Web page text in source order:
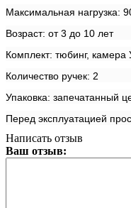
Максимальная нагрузка:
Возраст: от 3 до 10 лет
Комплект: тюбинг, камера
Количество ручек: 2
Упаковка: запечатанный
Перед эксплуатацией
Написать отзыв
Ваш отзыв: